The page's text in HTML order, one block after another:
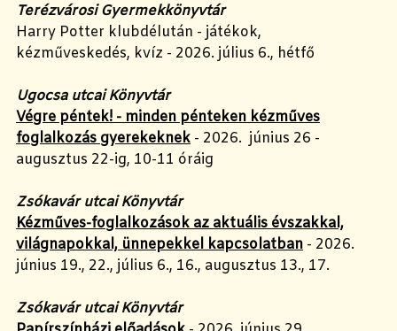
Terézvárosi Gyermekkönyvtár
Harry Potter klubdélután - játékok,
kézműveskedés, kvíz - 2026. július 6., hétfő
Ugocsa utcai Könyvtár
Végre péntek! - minden pénteken kézműves
foglalkozás gyerekeknek - 2026. június 26 -
augusztus 22-ig, 10-11 óráig
Zsókavár utcai Könyvtár
Kézműves-foglalkozások az aktuális évszakkal,
világnapokkal, ünnepekkel kapcsolatban - 2026.
június 19., 22., július 6., 16., augusztus 13., 17.
Zsókavár utcai Könyvtár